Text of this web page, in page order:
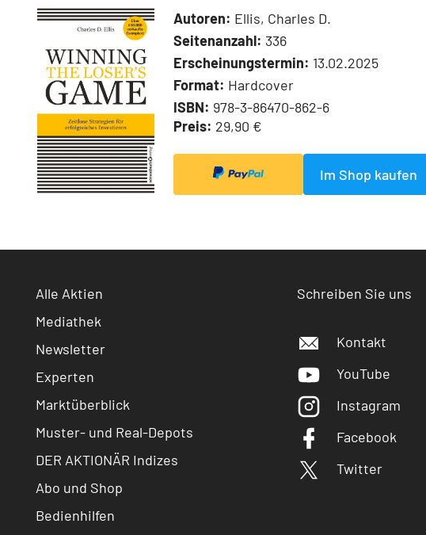
Autoren: Ellis, Charles D.
Seitenanzahl: 336
Erscheinungstermin: 13.02.2025
Format: Hardcover
ISBN: 978-3-86470-862-6
Preis: 29,90 €
Im Shop kaufen
Alle Aktien
Mediathek
Newsletter
Experten
Marktüberblick
Muster- und Real-Depots
DER AKTIONÄR Indizes
Abo und Shop
Bedienhilfen
Schreiben Sie uns
Kontakt
YouTube
Instagram
Facebook
Twitter